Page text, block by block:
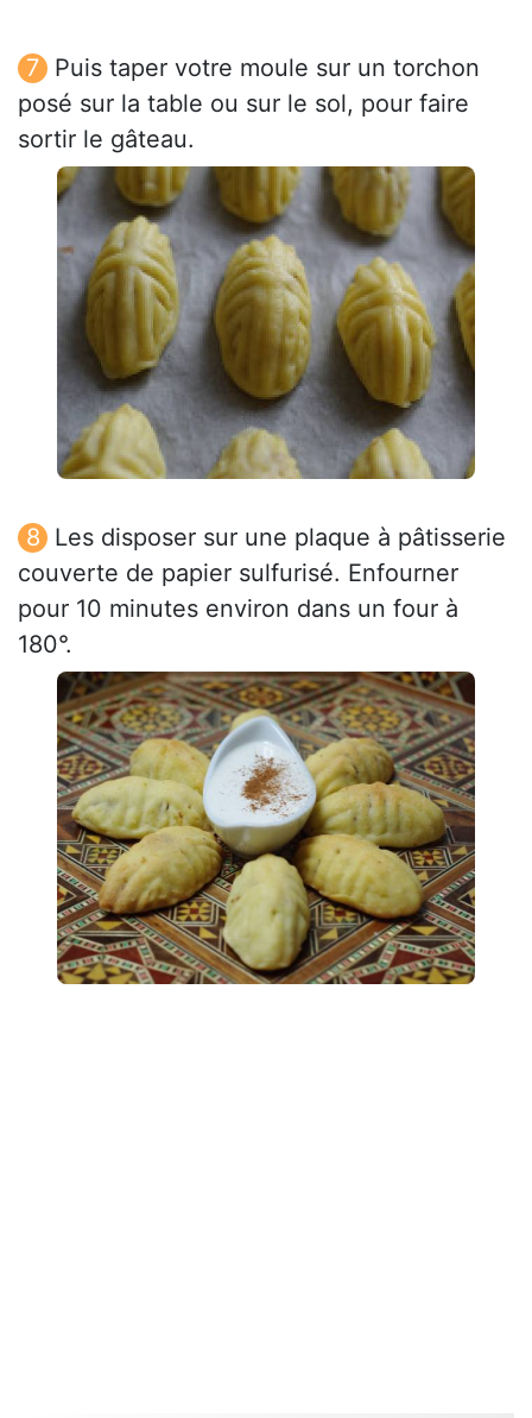
Puis taper votre moule sur un torchon
posé sur la table ou sur le sol, pour faire
sortir le gâteau.
Les disposer sur une plaque à pâtisserie
couverte de papier sulfurisé. Enfourner
pour 10 minutes environ dans un four à
180°.